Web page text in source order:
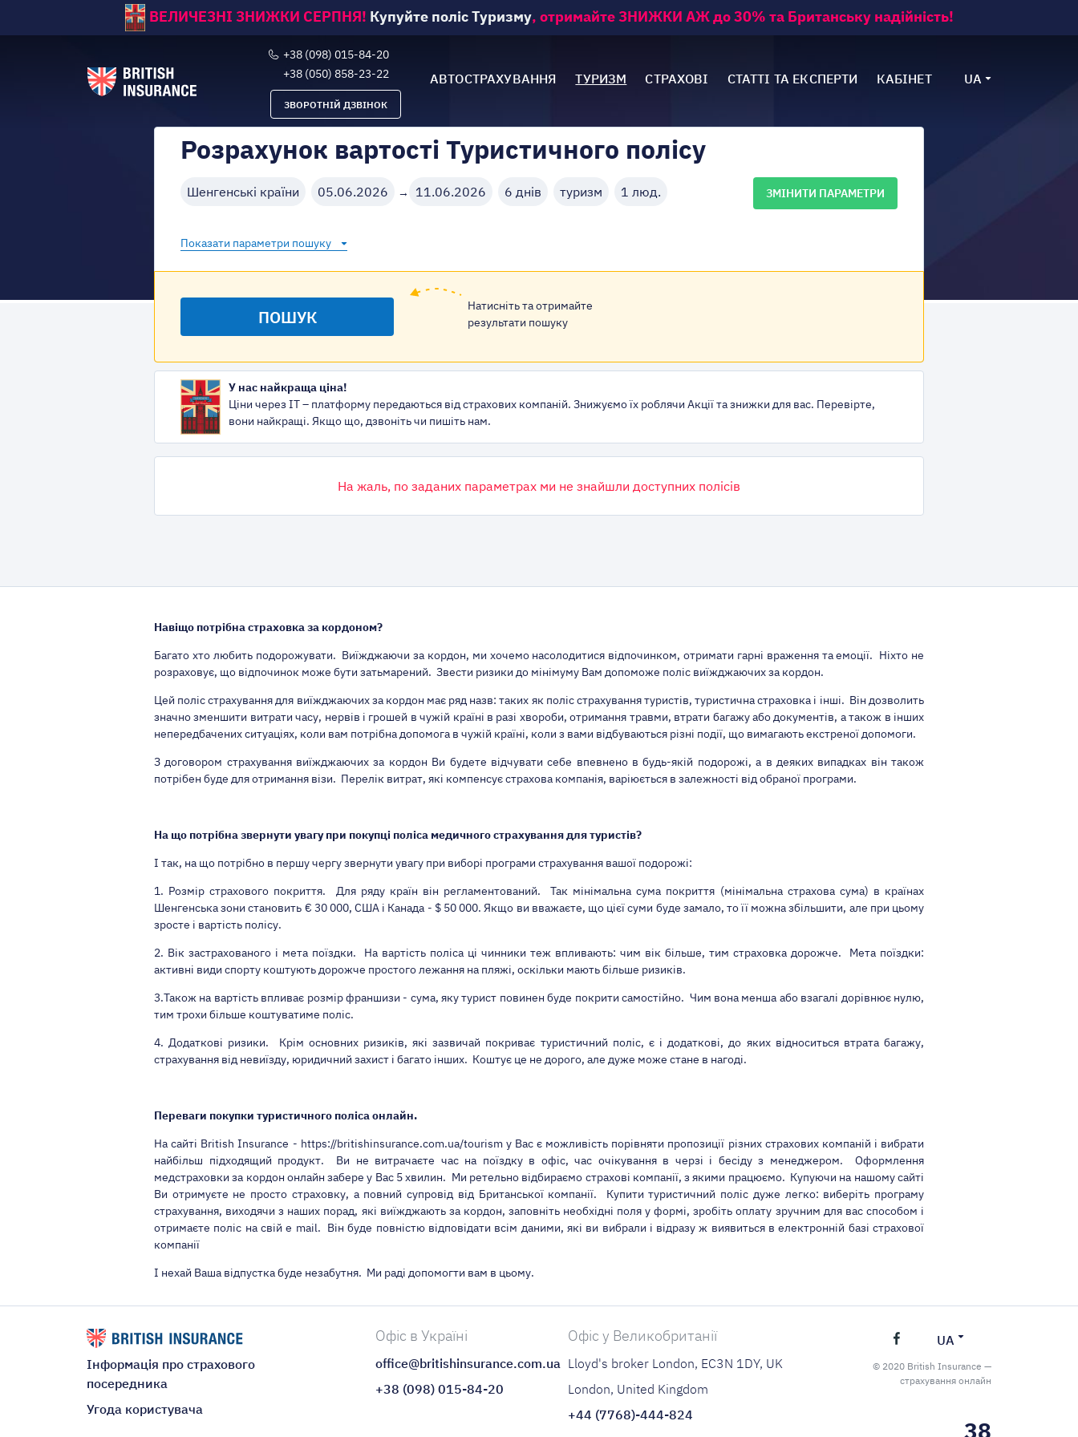
ВЕЛИЧЕЗНІ ЗНИЖКИ СЕРПНЯ! Купуйте поліс Туризму, отримайте ЗНИЖКИ АЖ до 30% та Британську надійність!
АВТОСТРАХУВАННЯ ТУРИЗМ СТРАХОВІ СТАТТІ ТА ЕКСПЕРТИ КАБІНЕТ UA
+38 (098) 015-84-20
+38 (050) 858-23-22
ЗВОРОТНІЙ ДЗВІНОК
Розрахунок вартості Туристичного полісу
Шенгенські країни 05.06.2026 → 11.06.2026 6 днів туризм 1 люд. ЗМІНИТИ ПАРАМЕТРИ
Показати параметри пошуку
Натисніть та отримайте
результати пошуку
У нас найкраща ціна!
Ціни через IT – платформу передаються від страхових компаній. Знижуємо їх роблячи Акції та знижки для вас. Перевірте,
вони найкращі. Якщо що, дзвоніть чи пишіть нам.
На жаль, по заданих параметрах ми не знайшли доступних полісів
Навіщо потрібна страховка за кордоном?
Багато хто любить подорожувати. Виїжджаючи за кордон, ми хочемо насолодитися відпочинком, отримати гарні враження та емоції. Ніхто не
розраховує, що відпочинок може бути затьмарений. Звести ризики до мінімуму Вам допоможе поліс виїжджаючих за кордон.
Цей поліс страхування для виїжджаючих за кордон має ряд назв: таких як поліс страхування туристів, туристична страховка і інші. Він дозволить
значно зменшити витрати часу, нервів і грошей в чужій країні в разі хвороби, отримання травми, втрати багажу або документів, а також в інших
непередбачених ситуаціях, коли вам потрібна допомога в чужій країні, коли з вами відбуваються різні події, що вимагають екстреної допомоги.
З договором страхування виїжджаючих за кордон Ви будете відчувати себе впевнено в будь-якій подорожі, а в деяких випадках він також
потрібен буде для отримання візи. Перелік витрат, які компенсує страхова компанія, варіюється в залежності від обраної програми.
На що потрібна звернути увагу при покупці поліса медичного страхування для туристів?
І так, на що потрібно в першу чергузвернути увагу при виборі програми страхування вашої подорожі:
1. Розмір страхового покриття. Для ряду країн він регламентований. Так мінімальна сума покриття (мінімальна страхова сума) в країнах
Шенгенська зони становить € 30 000, США і Канада - $ 50 000. Якщо ви вважаєте, що цієї суми буде замало, то її можна збільшити, але при цьому
зросте і вартість полісу.
2. Вік застрахованого і мета поїздки. На вартість поліса ці чинники теж впливають: чим вік більше, тим страховка дорожче. Мета поїздки:
активні види спорту коштують дорожче простого лежання на пляжі, оскільки мають більше ризиків.
3.Також на вартість впливає розмір франшизи - сума, яку турист повинен буде покрити самостійно. Чим вона менша або взагалі дорівнює нулю,
тим трохи більше коштуватиме поліс.
4. Додаткові ризики. Крім основних ризиків, які зазвичай покриває туристичний поліс, є і додаткові, до яких відноситься втрата багажу,
страхування від невиїзду, юридичний захист і багато інших. Коштує це не дорого, але дуже може стане в нагоді.
Переваги покупки туристичного поліса онлайн.
На сайті British Insurance - https://britishinsurance.com.ua/tourism у Вас є можливість порівняти пропозиції різних страхових компаній і вибрати
найбільш підходящий продукт. Ви не витрачаєте час на поїздку в офіс, час очікування в черзі і бесіду з менеджером. Оформлення
медстраховки за кордон онлайн забере у Вас 5 хвилин. Ми ретельно відбираємо страхові компанії, з якими працюємо. Купуючи на нашому сайті
Ви отримуєте не просто страховку, а повний супровід від Британської компанії. Купити туристичний поліс дуже легко: виберіть програму
страхування, виходячи з наших порад, які виїжджають за кордон, заповніть необхідні поля у формі, зробіть оплату зручним для вас способом і
отримаєте поліс на свій e mail. Він буде повністю відповідати всім даними, які ви вибрали і відразу ж виявиться в електронній базі страхової
компанії
І нехай Ваша відпустка буде незабутня. Ми раді допомогти вам в цьому.
Інформація про страхового
посередника
Угода користувача
Офіс в Україні
office@britishinsurance.com.ua
+38 (098) 015-84-20
Офіс у Великобританії
Lloyd's broker London, EC3N 1DY, UK
London, United Kingdom
+44 (7768)-444-824
UA
© 2020 British Insurance —
страхування онлайн